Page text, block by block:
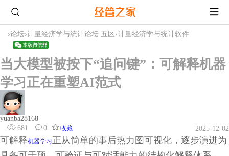
›论坛›计量经济学与统计论坛 五区 ›计量经济学与统计软件
当大模型被按下“追问键”：可解释机器
学习正在重塑AI范式
yuanba28168
681
0 收藏 2025-12-02
可解释机器学习正从简单的事后热力图可视化，逐步演进为